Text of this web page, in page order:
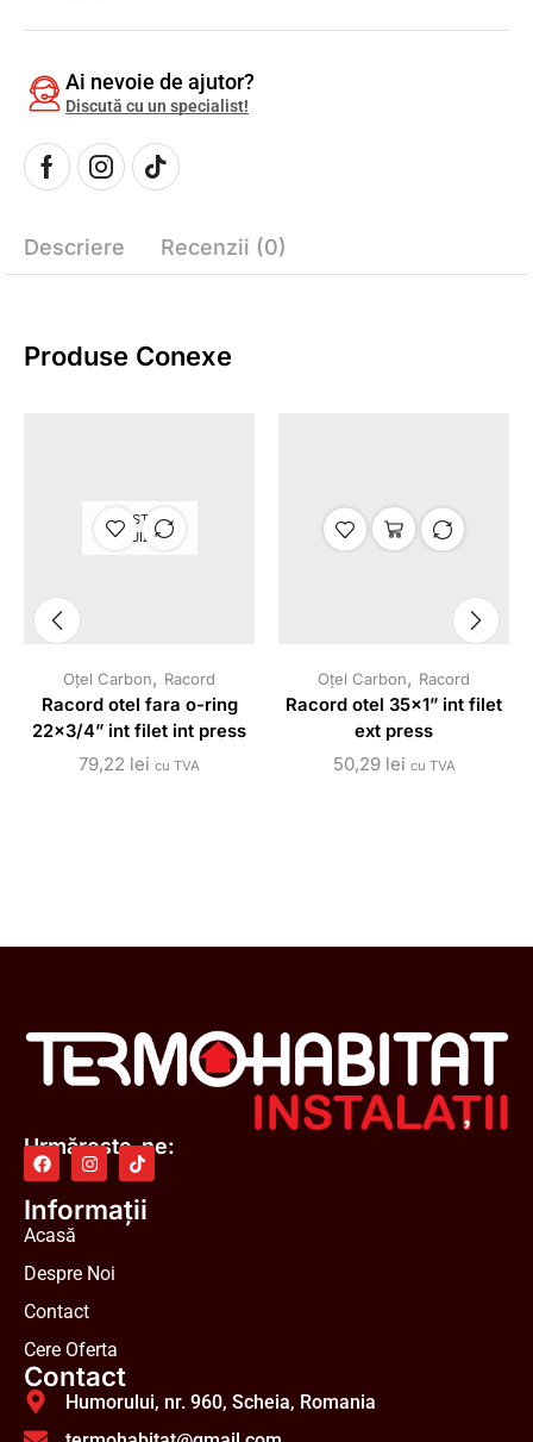
Ai nevoie de ajutor?
Discută cu un specialist!
Descriere Recenzii (0)
Produse Conexe
STOC
EPUIZAT
Oțel Carbon, Racord
Racord otel fara o-ring
22×3/4” int filet int press
79,22 lei cu TVA
Oțel Carbon, Racord
Racord otel 35×1” int filet
ext press
50,29 lei cu TVA
Urmărește-ne:
Informații
Acasă
Despre Noi
Contact
Cere Oferta
Contact
Humorului, nr. 960, Scheia, Romania